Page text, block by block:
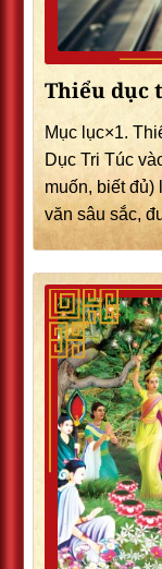
Thiểu dục
Mục lục×1.
Dục Tri Túc
muốn, biết đủ)
văn sâu sắc,